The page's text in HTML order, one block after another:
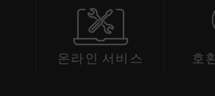
온라인 서비스 호